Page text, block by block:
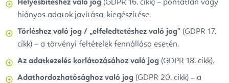
Helyesbítéshez való jog (GDPR 16. cikk) – pontatlan vagy
hiányos adatok javítása, kiegészítése.
Törléshez való jog / „elfeledtetéshez való jog" (GDPR 17.
cikk) – a törvényi feltételek fennállása esetén.
Az adatkezelés korlátozásához való jog (GDPR 18. cikk).
Adathordozhatósághoz való jog (GDPR 20. cikk) – a